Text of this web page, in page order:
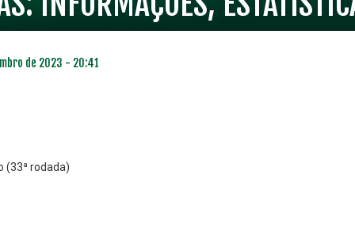
de 2023 - 20:41
(33ª rodada)